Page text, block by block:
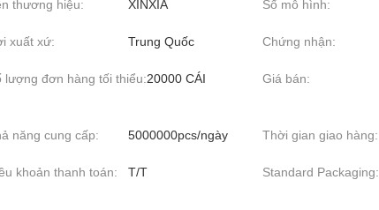
thương hiệu: XINXIA Số mô hình:
xuất xứ: Trung Quốc Chứng nhận:
lượng đơn hàng tối thiểu:20000 CÁI Giá bán:
năng cung cấp: 5000000pcs/ngày Thời gian giao hàng:
khoản thanh toán: T/T Standard Packaging: